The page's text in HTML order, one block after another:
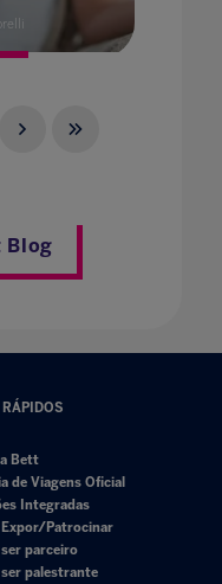
Blog
Bett
de Viagens Oficial
Integradas
Patrocinar
parceiro
palestrante